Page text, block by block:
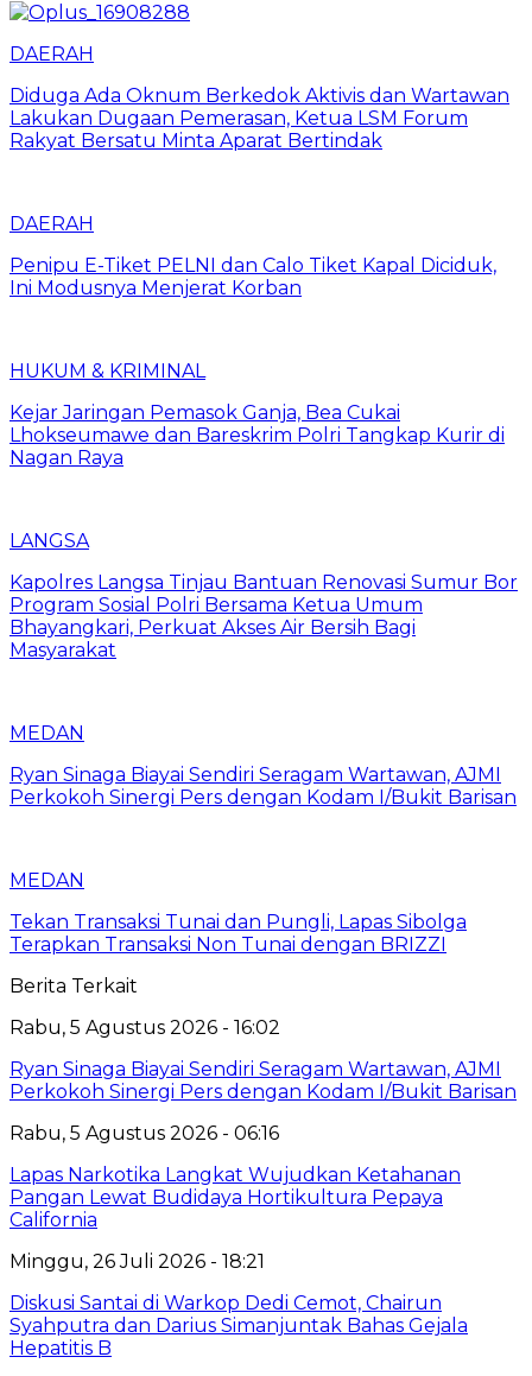
DAERAH
Diduga Ada Oknum Berkedok Aktivis dan Wartawan
Lakukan Dugaan Pemerasan, Ketua LSM Forum
Rakyat Bersatu Minta Aparat Bertindak
DAERAH
Penipu E-Tiket PELNI dan Calo Tiket Kapal Diciduk,
Ini Modusnya Menjerat Korban
HUKUM & KRIMINAL
Kejar Jaringan Pemasok Ganja, Bea Cukai
Lhokseumawe dan Bareskrim Polri Tangkap Kurir di
Nagan Raya
LANGSA
Kapolres Langsa Tinjau Bantuan Renovasi Sumur Bor
Program Sosial Polri Bersama Ketua Umum
Bhayangkari, Perkuat Akses Air Bersih Bagi
Masyarakat
MEDAN
Ryan Sinaga Biayai Sendiri Seragam Wartawan, AJMI
Perkokoh Sinergi Pers dengan Kodam I/Bukit Barisan
MEDAN
Tekan Transaksi Tunai dan Pungli, Lapas Sibolga
Terapkan Transaksi Non Tunai dengan BRIZZI
Berita Terkait
Rabu, 5 Agustus 2026 - 16:02
Ryan Sinaga Biayai Sendiri Seragam Wartawan, AJMI
Perkokoh Sinergi Pers dengan Kodam I/Bukit Barisan
Rabu, 5 Agustus 2026 - 06:16
Lapas Narkotika Langkat Wujudkan Ketahanan
Pangan Lewat Budidaya Hortikultura Pepaya
California
Minggu, 26 Juli 2026 - 18:21
Diskusi Santai di Warkop Dedi Cemot, Chairun
Syahputra dan Darius Simanjuntak Bahas Gejala
Hepatitis B